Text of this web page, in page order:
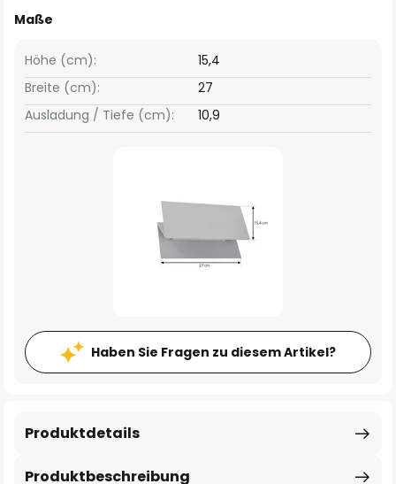
Maße
Breite (cm): 27
Höhe (cm): 15,4
Ausladung / Tiefe (cm): 10,9
Haben Sie Fragen zu diesem Artikel?
Produktbeschreibung
Produktdetails